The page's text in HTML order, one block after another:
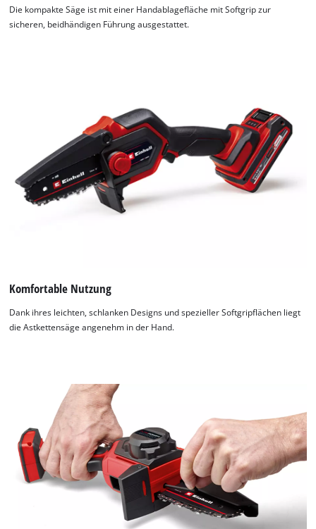
Die kompakte Säge ist mit einer Handablagefläche mit Softgrip zur
sicheren, beidhändigen Führung ausgestattet.
Komfortable Nutzung
Dank ihres leichten, schlanken Designs und spezieller Softgripflächen liegt
die Astkettensäge angenehm in der Hand.